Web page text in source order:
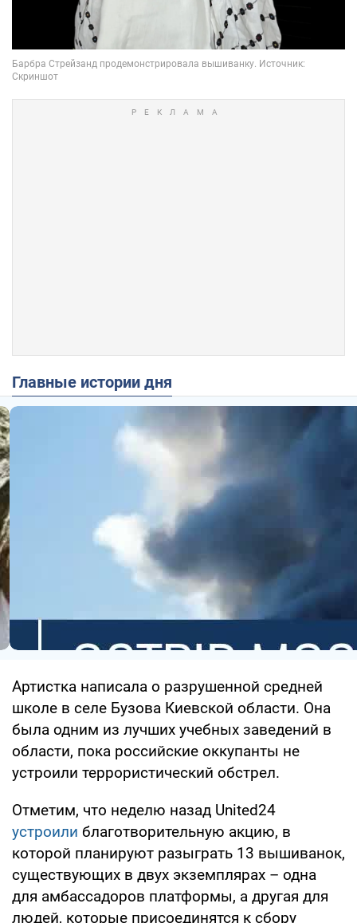
Главные истории дня
Артистка написала о разрушенной средней
школе в селе Бузова Киевской области. Она
была одним из лучших учебных заведений в
области, пока российские оккупанты не
устроили террористический обстрел.
Отметим, что неделю назад United24
устроили благотворительную акцию, в
которой планируют разыграть 13 вышиванок,
существующих в двух экземплярах – одна
для амбассадоров платформы, а другая для
людей, которые присоединятся к сбору